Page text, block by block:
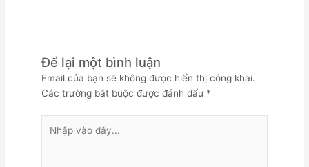
Để lại một bình luận
Email của bạn sẽ không được hiển thị công khai.
Các trường bắt buộc được đánh dấu *
vào